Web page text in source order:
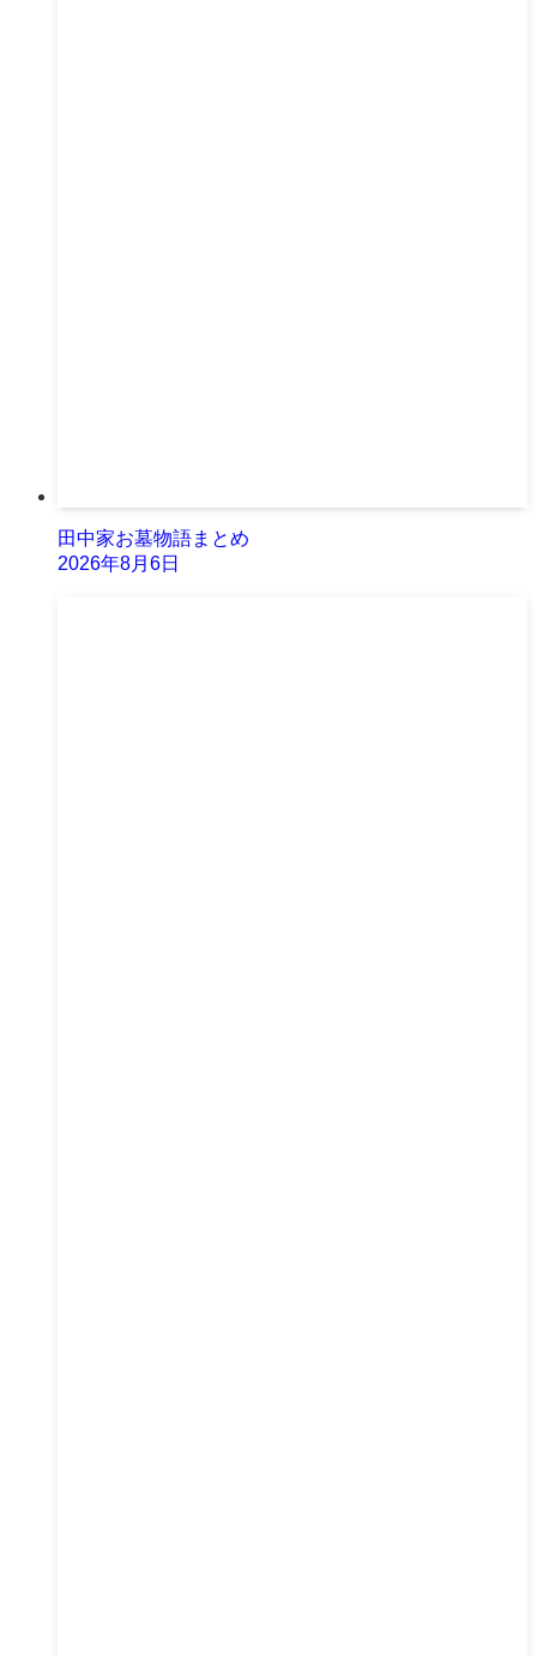
田中家お墓物語まとめ
2026年8月6日